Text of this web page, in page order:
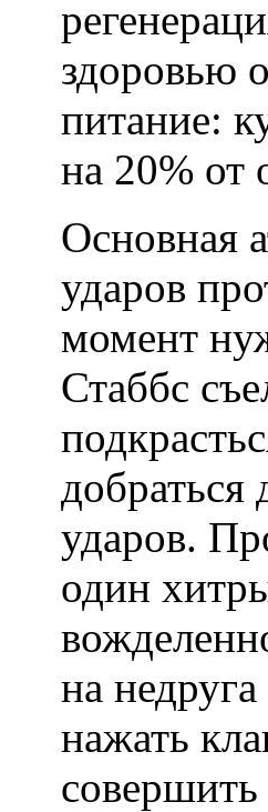
здоровью
питание:
на 20% от
Основная
ударов
момент
Стаббс
добраться
ударов.
один
на
нажать